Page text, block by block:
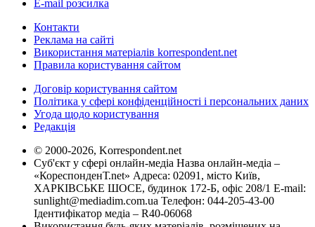
E-mail розсилка
Контакти
Реклама на сайті
Використання матеріалів korrespondent.net
Правила користування сайтом
Договір користування сайтом
Політика у сфері конфіденційності і персональних даних
Угода щодо користування
Редакція
© 2000-2026, Korrespondent.net
Суб'єкт у сфері онлайн-медіа Назва онлайн-медіа –
«КореспонденТ.net» Адреса: 02091, місто Київ,
ХАРКІВСЬКЕ ШОСЕ, будинок 172-Б, офіс 208/1 E-mail:
sunlight@mediadim.com.ua Телефон: 044-205-43-00
Ідентифікатор медіа – R40-06068